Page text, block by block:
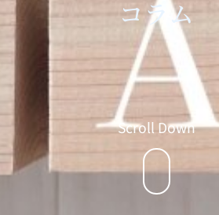
コラム
Scroll Down